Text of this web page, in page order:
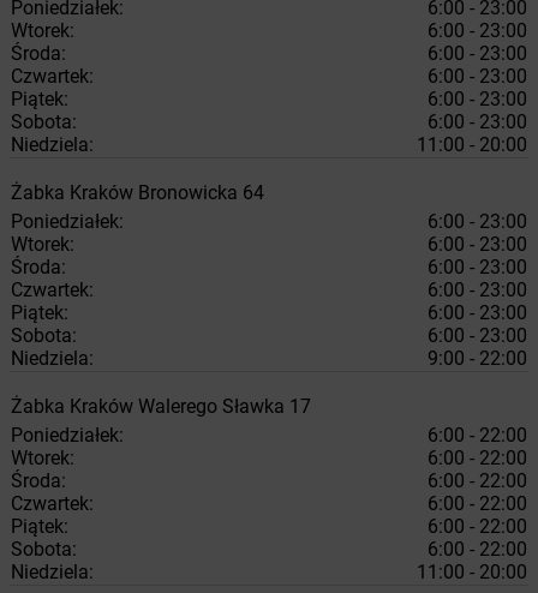
Poniedziałek:
6:00 - 23:00
Wtorek:
6:00 - 23:00
Środa:
6:00 - 23:00
Czwartek:
6:00 - 23:00
Piątek:
6:00 - 23:00
Sobota:
6:00 - 23:00
Niedziela:
11:00 - 20:00
Żabka Kraków Bronowicka 64
Poniedziałek:
6:00 - 23:00
Wtorek:
6:00 - 23:00
Środa:
6:00 - 23:00
Czwartek:
6:00 - 23:00
Piątek:
6:00 - 23:00
Sobota:
6:00 - 23:00
Niedziela:
9:00 - 22:00
Żabka Kraków Walerego Sławka 17
Poniedziałek:
6:00 - 22:00
Wtorek:
6:00 - 22:00
Środa:
6:00 - 22:00
Czwartek:
6:00 - 22:00
Piątek:
6:00 - 22:00
Sobota:
6:00 - 22:00
Niedziela:
11:00 - 20:00